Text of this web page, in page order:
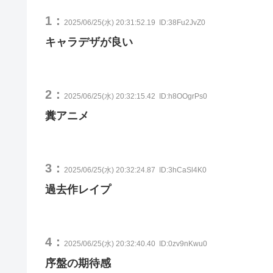
1： 2025/06/25(水) 20:31:52.19 ID:38Fu2JvZ0
キャラデザが良い
2： 2025/06/25(水) 20:32:15.42 ID:h8OOgrPs0
糞アニメ
3： 2025/06/25(水) 20:32:24.87 ID:3hCaSl4K0
過去作レイプ
4： 2025/06/25(水) 20:32:40.40 ID:0zv9nKwu0
序盤の期待感